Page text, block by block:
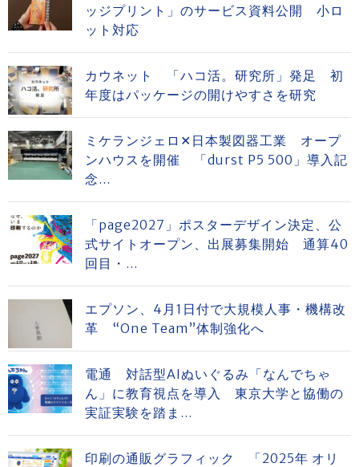
ッジプリント」のサービス資料公開 小ロ
ット対応
カウネット 「ハコ活。研究所」発足 初
年度はパッケージの開けやすさを研究
ミケランジェロ✕日本製図器工業 オープ
ンハウスを開催 「durst P5 500」導入記
念...
「page2027」ポスターデザイン決定、公
式サイトオープン、出展募集開始 通算40
回目・...
エプソン、4月1日付で大規模人事・機構改
革 “One Team”体制強化へ
電通 対話型AIぬいぐるみ「なんでちゃ
ん」に教育視点を導入 東京大学と協働の
実証実験を踏ま...
印刷の通販グラフィック 「2025年 オリ